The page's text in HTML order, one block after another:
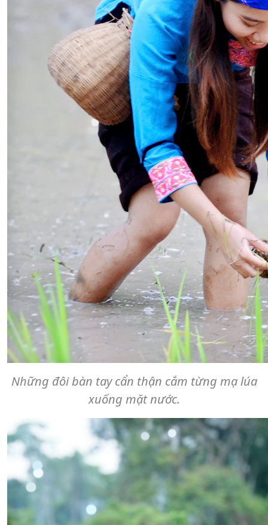
Những đôi bàn tay cẩn thận cắm từng mạ lúa
xuống mặt nước.